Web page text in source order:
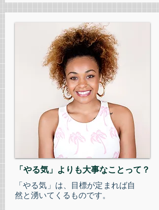
「やる気」よりも大事な​ことって？
「やる気」は、目標が定まれば自
然と湧いてくるものです。